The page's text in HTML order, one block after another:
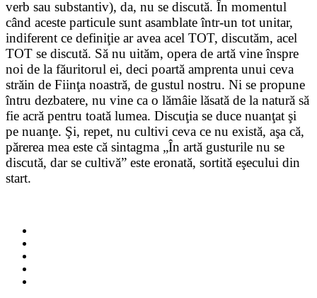
verb sau substantiv), da, nu se discută. În momentul
când aceste particule sunt asamblate într-un tot unitar,
indiferent ce definiţie ar avea acel TOT, discutăm, acel
TOT se discută. Să nu uităm, opera de artă vine înspre
noi de la făuritorul ei, deci poartă amprenta unui ceva
străin de Fiinţa noastră, de gustul nostru. Ni se propune
întru dezbatere, nu vine ca o lămâie lăsată de la natură să
fie acră pentru toată lumea. Discuţia se duce nuanţat şi
pe nuanţe. Şi, repet, nu cultivi ceva ce nu există, aşa că,
părerea mea este că sintagma „În artă gusturile nu se
discută, dar se cultivă” este eronată, sortită eşecului din
start.